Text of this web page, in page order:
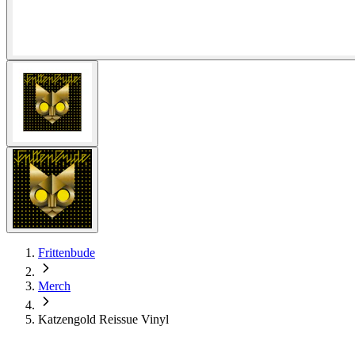
Frittenbude
Merch
Katzengold Reissue Vinyl